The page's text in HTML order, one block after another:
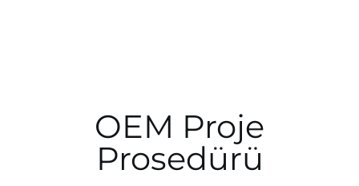
OEM Proje
Prosedürü